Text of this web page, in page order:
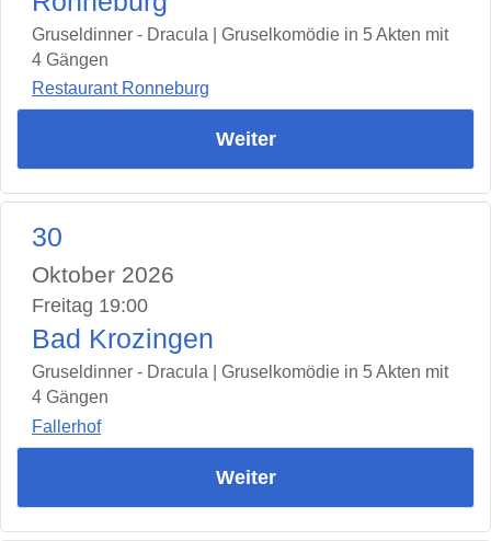
Gruseldinner - Dracula | Gruselkomödie in 5 Akten mit
4 Gängen
Restaurant Ronneburg
Weiter
30
Oktober 2026
Freitag 19:00
Bad Krozingen
Gruseldinner - Dracula | Gruselkomödie in 5 Akten mit
4 Gängen
Fallerhof
Weiter